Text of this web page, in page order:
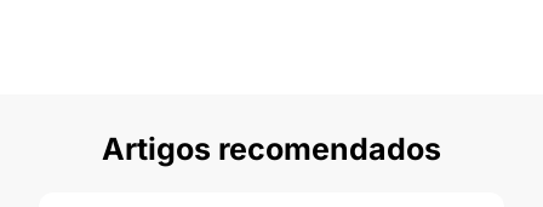
Artigos recomendados